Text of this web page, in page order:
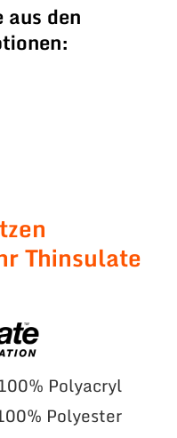
aus den
Thinsulate
Polyacryl
Polyester